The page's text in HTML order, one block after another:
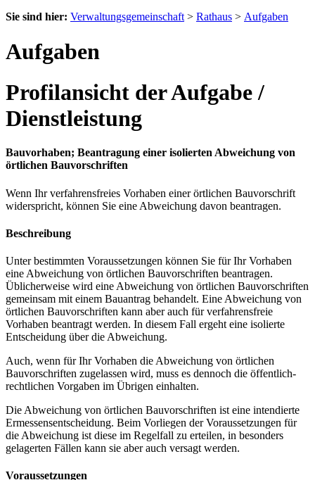
Sie sind hier: Verwaltungsgemeinschaft > Rathaus > Aufgaben
Aufgaben
Profilansicht der Aufgabe /
Dienstleistung
Bauvorhaben; Beantragung einer isolierten Abweichung von
örtlichen Bauvorschriften
Wenn Ihr verfahrensfreies Vorhaben einer örtlichen Bauvorschrift
widerspricht, können Sie eine Abweichung davon beantragen.
Beschreibung
Unter bestimmten Voraussetzungen können Sie für Ihr Vorhaben
eine Abweichung von örtlichen Bauvorschriften beantragen.
Üblicherweise wird eine Abweichung von örtlichen Bauvorschriften
gemeinsam mit einem Bauantrag behandelt. Eine Abweichung von
örtlichen Bauvorschriften kann aber auch für verfahrensfreie
Vorhaben beantragt werden. In diesem Fall ergeht eine isolierte
Entscheidung über die Abweichung.
Auch, wenn für Ihr Vorhaben die Abweichung von örtlichen
Bauvorschriften zugelassen wird, muss es dennoch die öffentlich-
rechtlichen Vorgaben im Übrigen einhalten.
Die Abweichung von örtlichen Bauvorschriften ist eine intendierte
Ermessensentscheidung. Beim Vorliegen der Voraussetzungen für
die Abweichung ist diese im Regelfall zu erteilen, in besonders
gelagerten Fällen kann sie aber auch versagt werden.
Voraussetzungen